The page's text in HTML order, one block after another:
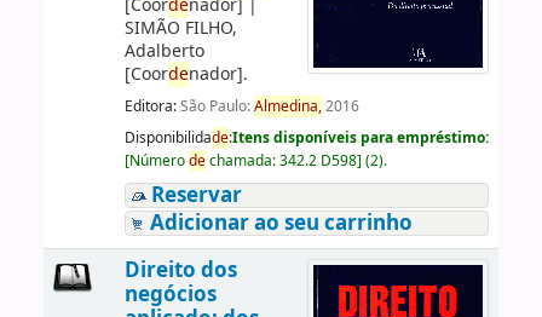
[Coordenador] |
SIMÃO FILHO,
Adalberto
[Coordenador].
Editora:São Paulo:Almedina,2016
Disponibilidade:Itens disponíveis para empréstimo:
[Númerodechamada:342.2 D598] (2).
Reservar
Adicionar ao seu carrinho
Direito dos
negócios